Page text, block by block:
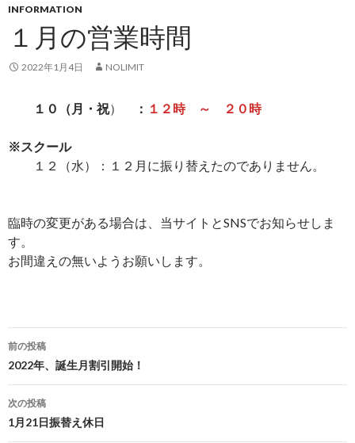
ン
へ
キ
INFORMATION
１月の営業時間
2022年1月4日 NOLIMIT
１０（月・ 祝） ： １２時 ～ ２０時
※スクール
１２（水）：１２月に振り替えたのでありません。
臨時の変更がある場合は、当サイトとSNSでお知らせしま
す。
お間違えの無いようお願いします。
投
稿
ナ
ビ
前の投稿
2022年、誕生月割引開始！
次の投稿
1月21日振替え休日